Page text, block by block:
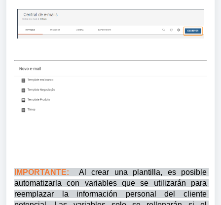
IMPORTANTE: Al crear una plantilla, es posible
automatizarla con variables que se utilizarán para
reemplazar la información personal del cliente